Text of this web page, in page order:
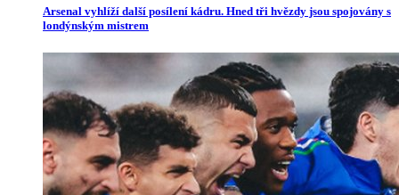
Arsenal vyhlíží další posílení kádru. Hned tři hvězdy jsou spojovány s
londýnským mistrem